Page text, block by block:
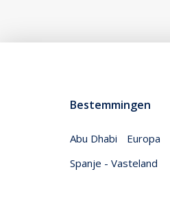
Bestemmingen
Abu Dhabi Europa
Spanje - Vasteland